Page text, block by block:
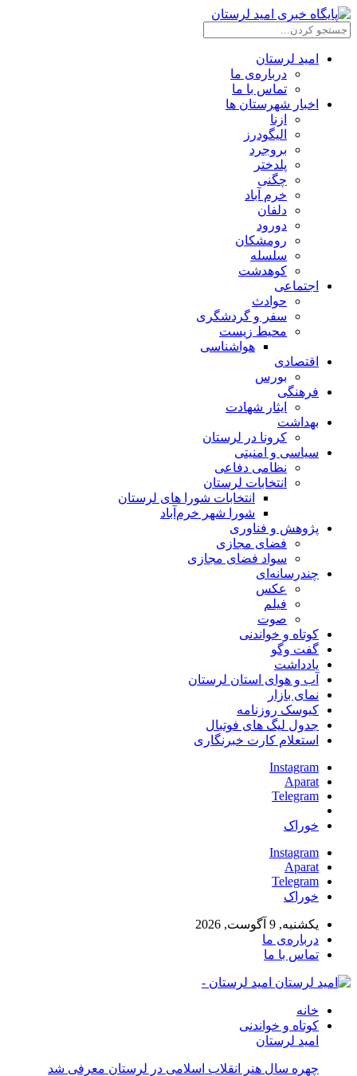
امید لرستان
درباره‌ی ما
تماس با ما
اخبار شهرستان ها
ازنا
الیگودرز
بروجرد
پلدختر
چگنی
خرم آباد
دلفان
دورود
رومشکان
سلسله
کوهدشت
اجتماعی
حوادث
سفر و گردشگری
محیط زیست
هواشناسی
اقتصادی
بورس
فرهنگی
ایثار شهادت
بهداشت
کرونا در لرستان
سیاسی و امنیتی
نظامی دفاعی
انتخابات لرستان
انتخابات شورا های لرستان
شورا شهر خرم‌آباد
پژوهش و فناوری
فضای مجازی
سواد فضای مجازی
چندرسانه‌ای
عكس
فیلم
صوت
کوتاه و خواندنی
گفت وگو
یادداشت
آب و هوای استان لرستان
نمای بازار
کیوسک روزنامه
جدول لیگ های فوتبال
استعلام کارت خبرنگاری
Instagram
Aparat
Telegram
خوراک
Instagram
Aparat
Telegram
خوراک
یکشنبه, 9 آگوست, 2026
درباره‌ی ما
تماس با ما
امید لرستان -
خانه
کوتاه و خواندنی
امید لرستان
چهره سال هنر انقلاب اسلامی در لرستان معرفی شد